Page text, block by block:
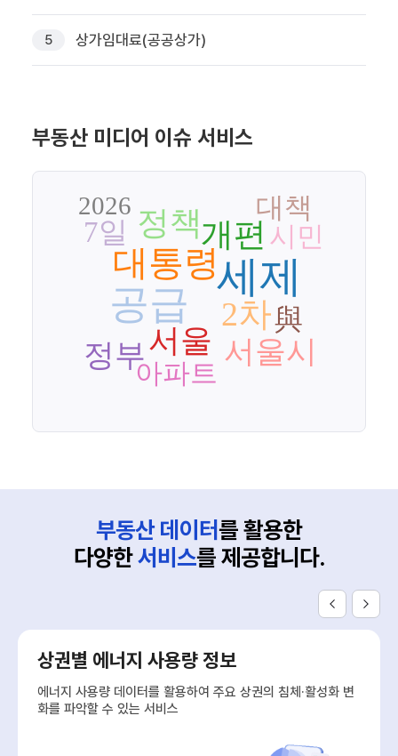
5 상가임대료(공공상가)
부동산 미디어 이슈 서비스
세제
공급
대통령
2차
개편
정책
서울 서울시
정부
7일
與
대책
아파트
시민
2026
부동산 데이터를 활용한
다양한서비스를 제공합니다.
상권별 에너지 사용량 정보
에너지 사용량 데이터를 활용하여 주요 상권의 침체·활성화 변
화를 파악할 수 있는 서비스